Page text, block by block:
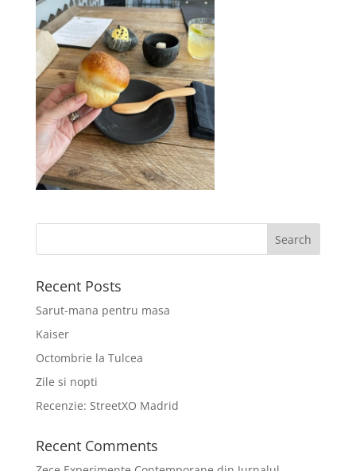
Recent Posts
Sarut-mana pentru masa
Kaiser
Octombrie la Tulcea
Zile si nopti
Recenzie: StreetXO Madrid
Recent Comments